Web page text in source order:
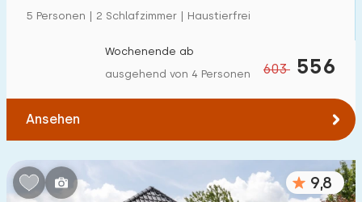
5 Personen | 2 Schlafzimmer | Haustierfrei
603 556
Wochenende ab
ausgehend von 4 Personen
Ansehen
9,8